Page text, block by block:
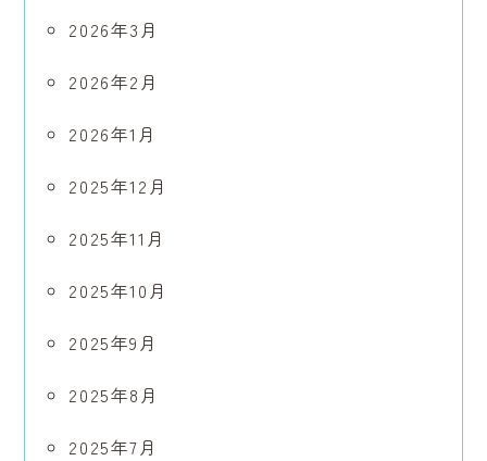
2026年3月
2026年2月
2026年1月
2025年12月
2025年11月
2025年10月
2025年9月
2025年8月
2025年7月